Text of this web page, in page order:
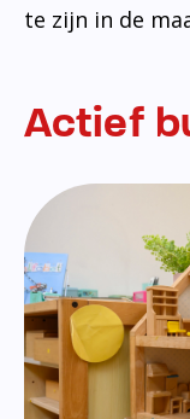
te zijn in de
Actief